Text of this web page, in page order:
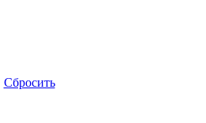
Сбросить